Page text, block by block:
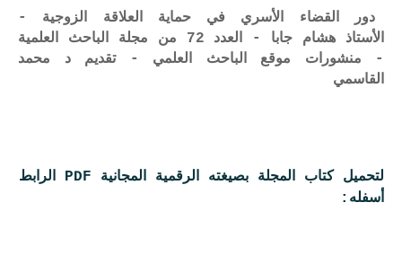
دور القضاء الأسري في حماية العلاقة الزوجية -
الأستاذ هشام جابا - العدد 72 من مجلة الباحث العلمية
- منشورات موقع الباحث العلمي - تقديم د محمد
القاسمي
لتحميل كتاب المجلة بصيغته الرقمية المجانية PDF الرابط
أسفله: